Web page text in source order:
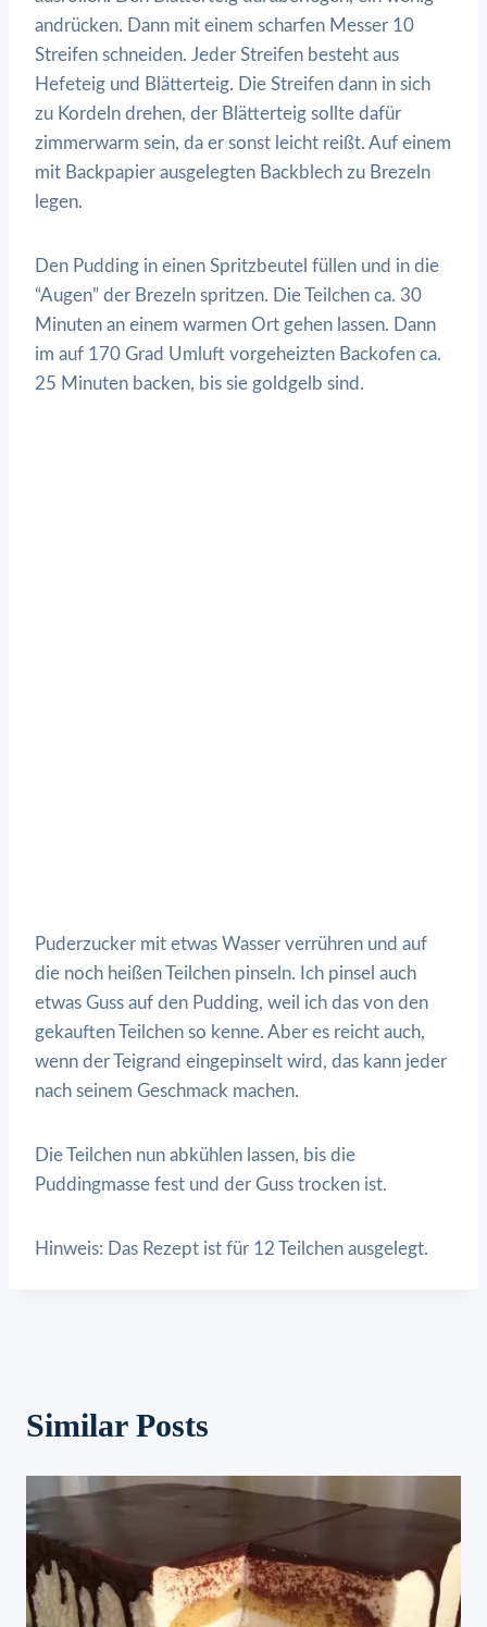
andrücken. Dann mit einem scharfen Messer 10
Streifen schneiden. Jeder Streifen besteht aus
Hefeteig und Blätterteig. Die Streifen dann in sich
zu Kordeln drehen, der Blätterteig sollte dafür
zimmerwarm sein, da er sonst leicht reißt. Auf einem
mit Backpapier ausgelegten Backblech zu Brezeln
legen.
Den Pudding in einen Spritzbeutel füllen und in die
“Augen” der Brezeln spritzen. Die Teilchen ca. 30
Minuten an einem warmen Ort gehen lassen. Dann
im auf 170 Grad Umluft vorgeheizten Backofen ca.
25 Minuten backen, bis sie goldgelb sind.
Puderzucker mit etwas Wasser verrühren und auf
die noch heißen Teilchen pinseln. Ich pinsel auch
etwas Guss auf den Pudding, weil ich das von den
gekauften Teilchen so kenne. Aber es reicht auch,
wenn der Teigrand eingepinselt wird, das kann jeder
nach seinem Geschmack machen.
Die Teilchen nun abkühlen lassen, bis die
Puddingmasse fest und der Guss trocken ist.
Hinweis: Das Rezept ist für 12 Teilchen ausgelegt.
Similar Posts